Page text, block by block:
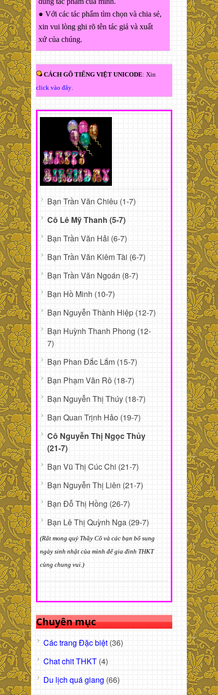
● Với các tác phẩm tìm chọn và chia sẻ,
xin vui lòng ghi rõ tên tác giả và xuất
xứ của chúng.
CÁCH GÕ TIẾNG VIỆT UNICODE: Xin
click vào đây.
Bạn Trần Văn Chiêu (1-7)
Cô Lê Mỹ Thanh (5-7)
Bạn Trần Văn Hải (6-7)
Bạn Trần Văn Kiêm Tài (6-7)
Bạn Trần Văn Ngoán (8-7)
Bạn Hồ Minh (10-7)
Bạn Nguyễn Thành Hiệp (12-7)
Bạn Huỳnh Thanh Phong (12-
7)
Bạn Phan Đắc Lắm (15-7)
Bạn Phạm Văn Rô (18-7)
Bạn Nguyễn Thị Thúy (18-7)
Bạn Quan Trịnh Hảo (19-7)
Cô Nguyễn Thị Ngọc Thủy
(21-7)
Bạn Vũ Thị Cúc Chi (21-7)
Bạn Nguyễn Thị Liên (21-7)
Bạn Đỗ Thị Hồng (26-7)
Bạn Lê Thị Quỳnh Nga (29-7)
(Rất mong quý Thầy Cô và các bạn bổ sung
ngày sinh nhật của mình để gia đình THKT
cùng chung vui.)
Chuyên mục
Các trang Đặc biệt(36)
Chat chit THKT (4)
Du lịch quá giang (66)